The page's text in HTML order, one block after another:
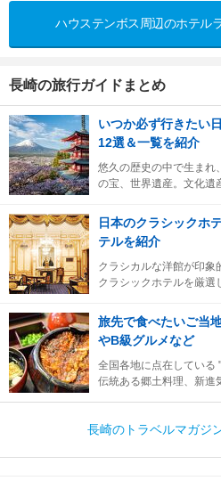
ハウステンボス周辺のホテル
長崎の旅行ガイドまとめ
いつか必ず行きたい
12選＆一覧を紹介
悠久の歴史の中で生まれ
の宝、世界遺産。文化遺
日本のクラシックホ
テルを紹介
クラシカルな洋館が印象
クラシックホテルを厳選
旅先で食べたいご当
やB級グルメなど
全国各地に点在している
伝統ある郷土料理、新進
長崎のトラベルマガジ